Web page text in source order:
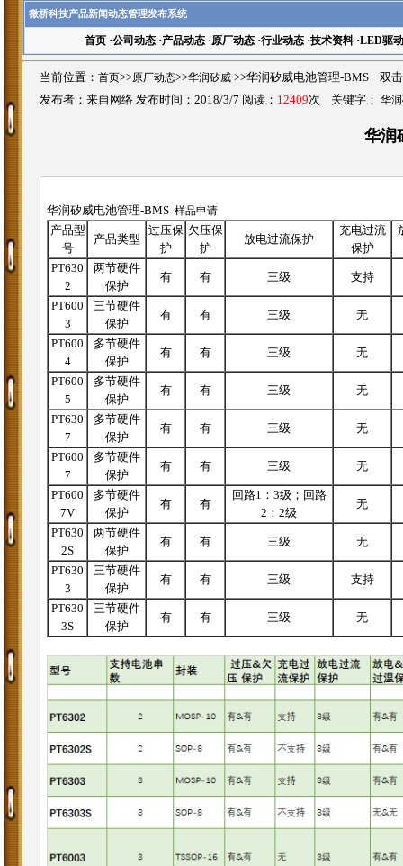
微桥科技产品新闻动态管理发布系统
首页·公司动态·产品动态·原厂动态·行业动态·技术资料·LED驱动
当前位置： 首页>>原厂动态>>华润矽威 >>华润矽威电池管理-BMS 双
发布者：来自网络 发布时间：2018/3/7 阅读： 12409次 关键字： 华
华润
华润矽威电池管理-BMS 样品申请
产品型
号
产品类型
过压保
护
欠压保
护
放电过流保护
充电过流
保护
PT630
2
两节硬件
保护
有 有 三级 支持
PT600
3
三节硬件
保护
有 有 三级 无
PT600
4
多节硬件
保护
有 有 三级 无
PT600
5
多节硬件
保护
有 有 三级 无
PT630
7
多节硬件
保护
有 有 三级 无
PT600
7
多节硬件
保护
有 有 三级 无
PT600
7V
多节硬件
保护
有 有
回路1：3级；回路
2：2级
无
PT630
2S
两节硬件
保护
有 有 三级 无
PT630
3
三节硬件
保护
有 有 三级 支持
PT630
3S
三节硬件
保护
有 有 三级 无